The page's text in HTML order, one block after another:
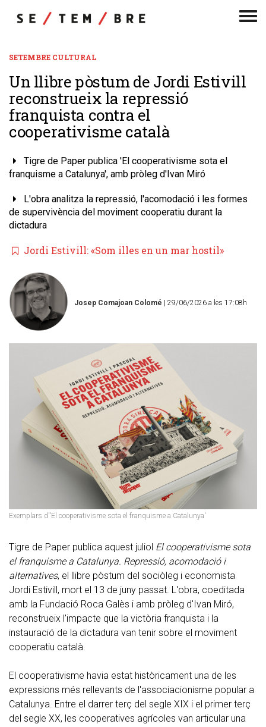
SETEMBRE CULTURAL
​Un llibre pòstum de Jordi Estivill
reconstrueix la repressió
franquista contra el
cooperativisme català
Tigre de Paper publica 'El cooperativisme sota el
franquisme a Catalunya', amb pròleg d'Ivan Miró
L'obra analitza la repressió, l'acomodació i les formes
de supervivència del moviment cooperatiu durant la
dictadura
Jordi Estivill: «Som illes en un mar hostil»
Josep Comajoan Colomé | 29/06/2026 a les 17:08h
Exemplars d''El cooperativisme sota el franquisme a Catalunya'
Tigre de Paper publica aquest juliol El cooperativisme sota
el franquisme a Catalunya. Repressió, acomodació i
alternatives, el llibre pòstum del sociòleg i economista
Jordi Estivill, mort el 13 de juny passat. L'obra, coeditada
amb la Fundació Roca Galès i amb pròleg d'Ivan Miró,
reconstrueix l'impacte que la victòria franquista i la
instauració de la dictadura van tenir sobre el moviment
cooperatiu català.
El cooperativisme havia estat històricament una de les
expressions més rellevants de l'associacionisme popular a
Catalunya. Entre el darrer terç del segle XIX i el primer terç
del segle XX, les cooperatives agrícoles van articular una